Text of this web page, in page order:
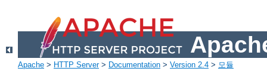
Apache > HTTP Server> Documentation > Version 2.4 > 모듈